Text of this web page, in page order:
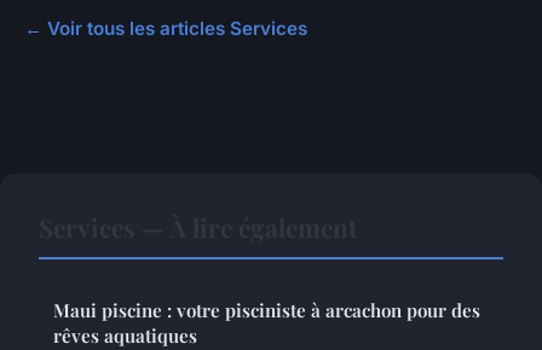
← Voir tous les articles Services
Maui piscine : votre pisciniste à arcachon pour des
rêves aquatiques